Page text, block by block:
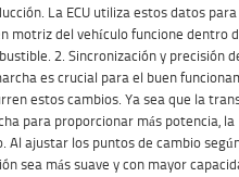
La ECU utiliza estos datos
motriz del vehículo funcione dentro
2. Sincronización y precisión
es crucial para el buen
estos cambios. Ya sea que la
para proporcionar más potencia, la
Al ajustar los puntos de cambio
sea más suave y con mayor